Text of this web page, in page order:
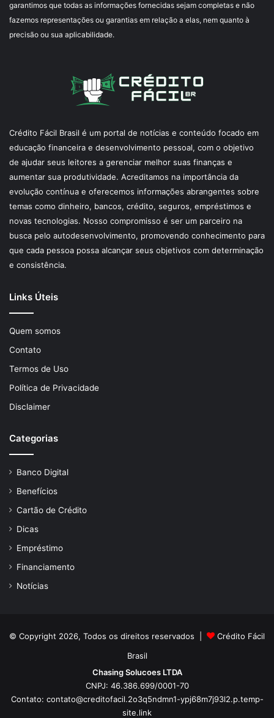
garantimos que todas as informações fornecidas sejam completas e não
fazemos representações ou garantias em relação a elas, nem quanto à
precisão ou sua aplicabilidade.
Crédito Fácil Brasil é um portal de notícias e conteúdo focado em
educação financeira e desenvolvimento pessoal, com o objetivo
de ajudar seus leitores a gerenciar melhor suas finanças e
aumentar sua produtividade. Acreditamos na importância da
evolução contínua e oferecemos informações abrangentes sobre
temas como dinheiro, bancos, crédito, seguros, empréstimos e
novas tecnologias. Nosso compromisso é ser um parceiro na
busca pelo autodesenvolvimento, promovendo conhecimento para
que cada pessoa possa alcançar seus objetivos com determinação
e consistência.
Links Úteis
Quem somos
Contato
Termos de Uso
Política de Privacidade
Disclaimer
Categorias
Banco Digital
Benefícios
Cartão de Crédito
Dicas
Empréstimo
Financiamento
Notícias
© Copyright 2026, Todos os direitos reservados |
Crédito Fácil
Brasil
Chasing Solucoes LTDA
CNPJ: 46.386.699/0001-70
Contato: contato@creditofacil.2o3q5ndmn1-ypj68m7j93l2.p.temp-
site.link